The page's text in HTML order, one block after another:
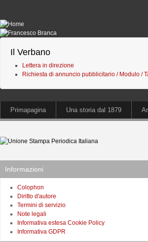
Il Verbano
Lettera in direzione
Richiesta di annuncio pubblicitario / Modulo /
Primapagina Una storia dal 1879
Informazioni
Colophon
Diritto d'autore
Termini di servizio
Note legali
Informativa estesa Cookie Policy
Informativa GDPR